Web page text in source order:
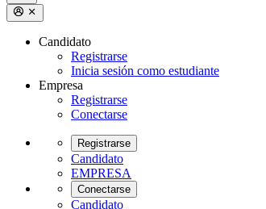
Candidato
Registrarse
Inicia sesión como estudiante
Empresa
Registrarse
Conectarse
Registrarse
Candidato
EMPRESA
Conectarse
Candidato